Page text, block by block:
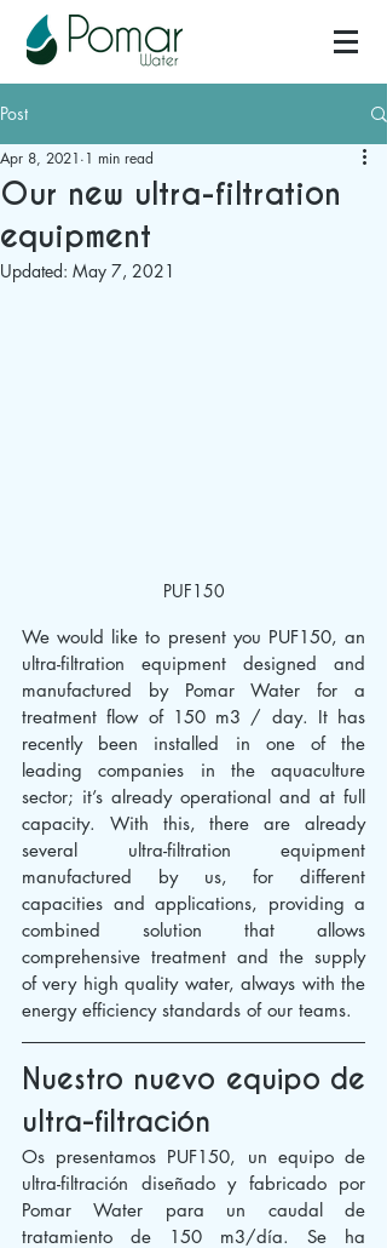
Post
Our new ultra-filtration
equipment
Apr 8, 2021 1 min read
Updated: May 7, 2021
PUF150
We would like to present you PUF150, an
ultra-filtration equipment designed and
manufactured by Pomar Water for a
treatment flow of 150 m3 / day. It has
recently been installed in one of the
leading companies in the aquaculture
sector; it’s already operational and at full
capacity. With this, there are already
several ultra-filtration equipment
manufactured by us, for different
capacities and applications, providing a
combined solution that allows
comprehensive treatment and the supply
of very high quality water, always with the
energy efficiency standards of our teams.
Nuestro nuevo equipo de
ultra-filtración
Os presentamos PUF150, un equipo de
ultra-filtración diseñado y fabricado por
Pomar Water para un caudal de
tratamiento de 150 m3/día. Se ha